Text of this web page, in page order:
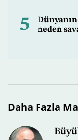
5
neden
Daha Fazla